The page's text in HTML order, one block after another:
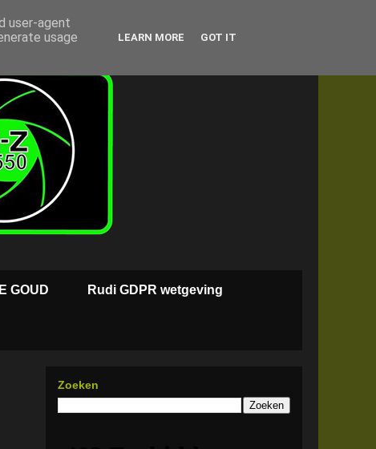
GOUD Rudi GDPR wetgeving
Zoeken
user-agent
usage
LEARN MORE GOT IT